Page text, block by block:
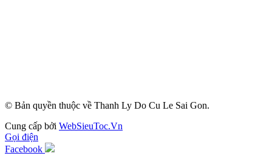
© Bản quyền thuộc về Thanh Ly Do Cu Le Sai Gon.
Cung cấp bởi WebSieuToc.Vn
Gọi điện
Facebook